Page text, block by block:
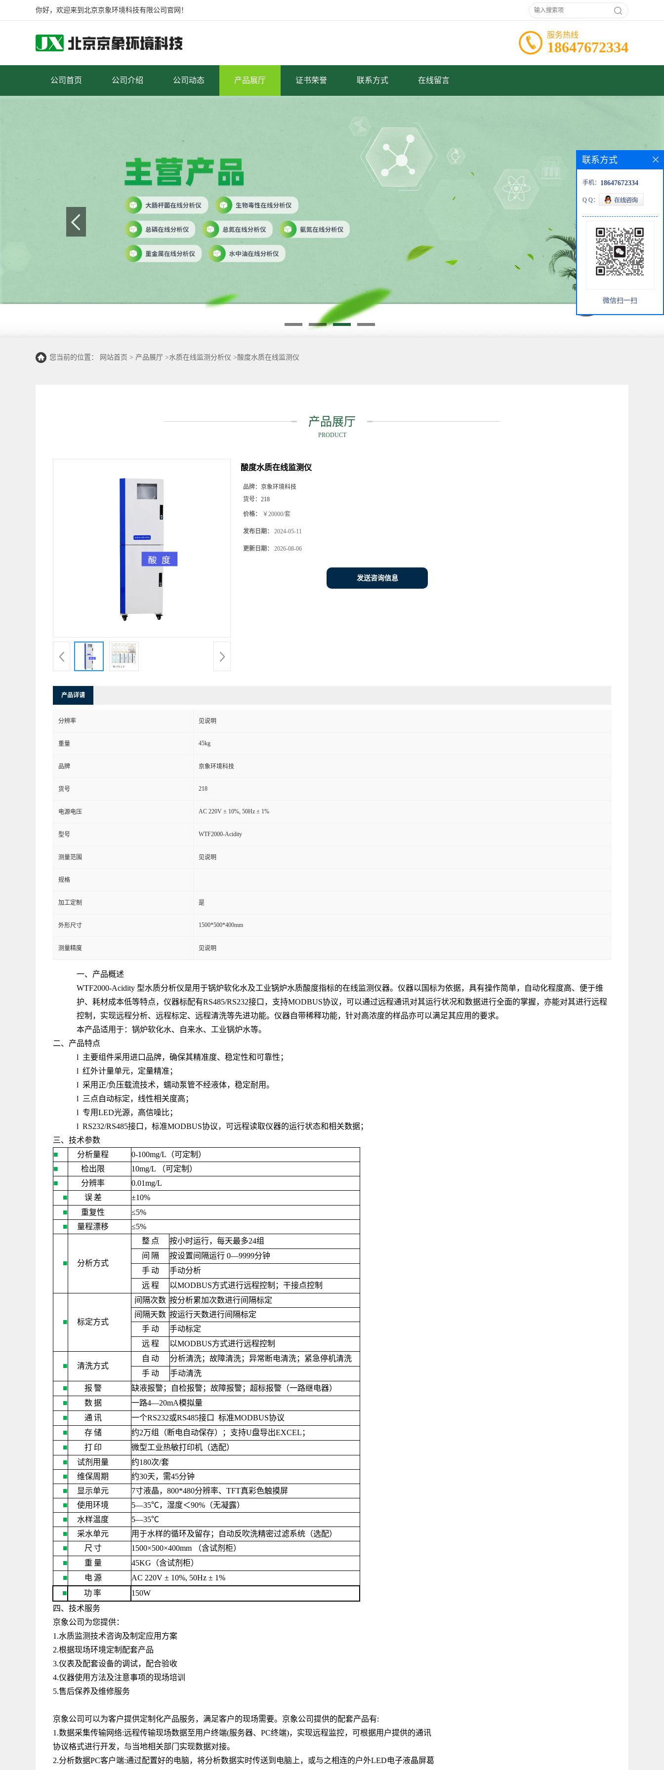
你好，欢迎来到北京京象环境科技有限公司官网！
服务热线
18647672334
公司首页 公司介绍 公司动态 产品展厅 证书荣誉 联系方式 在线留言
您当前的位置： 网站首页 > 产品展厅 >水质在线监测分析仪 >酸度水质在线监测仪
产品展厅
PRODUCT
酸度水质在线监测仪
品牌： 京象环境科技
货号： 218
价格： ￥20000/套
发布日期： 2024-05-11
更新日期： 2026-08-06
发送咨询信息
产品详请
分辨率 见说明
重量 45kg
品牌 京象环境科技
货号 218
电源电压 AC 220V ± 10%, 50Hz ± 1%
型号 WTF2000-Acidity
测量范围 见说明
规格
加工定制 是
外形尺寸 1500*500*400mm
测量精度 见说明
一、产品概述
WTF2000-Acidity 型水质分析仪是用于锅炉软化水及工业锅炉水质酸度指标的在线监测仪器。仪器以国标为依据，具有操作简单，自动化程度高、便于维
护、耗材成本低等特点，仪器标配有RS485/RS232接口，支持MODBUS协议，可以通过远程通讯对其运行状况和数据进行全面的掌握，亦能对其进行远程
控制，实现远程分析、远程标定、远程清洗等先进功能。仪器自带稀释功能，针对高浓度的样品亦可以满足其应用的要求。
本产品适用于：锅炉软化水、自来水、工业锅炉水等。
二、产品特点
l 主要组件采用进口品牌，确保其精准度、稳定性和可靠性；
l 红外计量单元，定量精准；
l 采用正/负压载流技术，蠕动泵管不经液体，稳定耐用。
l 三点自动标定，线性相关度高；
l 专用LED光源，高信噪比；
l RS232/RS485接口，标准MODBUS协议，可远程读取仪器的运行状态和相关数据；
三、技术参数
■
分析量程 0-100mg/L （可定制）
■
检出限 10mg/L
（可定制）
■
分辨率
0.01mg/L
■
误 差 ±10%
■
重复性 ≤5%
■
量程漂移 ≤5%
■ 分析方式
整 点 按小时运行，每天最多24组
间 隔 按设置间隔运行 0—9999分钟
手 动
手动分析
远 程 以MODBUS方式进行远程控制；干接点控制
■ 标定方式
间隔次数 按分析累加次数进行间隔标定
间隔天数 按运行天数进行间隔标定
手 动
手动标定
远 程 以MODBUS方式进行远程控制
■ 清洗方式
自 动
分析清洗；故障清洗；异常断电清洗；紧急停机清洗
手动
手动清洗
■
报 警
缺液报警；自检报警；故障报警；超标报警（一路继电器）
■
数据 一路4—20mA模拟量
■
通 讯 一个RS232或RS485接口 标准MODBUS协议
■
存储 约2万组（断电自动保存）；支持U盘导出EXCEL ；
■
打 印
微型工业热敏打印机（选配）
■
试剂用量 约180次/套
■
维保周期 约30天，需45分钟
■
显示单元 7寸液晶， 800*480分辨率、 TFT真彩色触摸屏
■
使用环境 5—35℃，湿度＜90% （无凝露）
■
水样温度 5—35℃
■
采水单元
用于水样的循环及留存；自动反吹洗精密过滤系统（选配）
■
尺 寸 1500×500×400mm
（含试剂柜）
■
重 量 45KG （含试剂柜）
■
电源
AC 220V ± 10%, 50Hz ± 1%
■
功 率
150W
四、技术服务
京象公司为您提供：
1.水质监测技术咨询及制定应用方案
2.根据现场环境定制配套产品
3.仪表及配套设备的调试，配合验收
4.仪器使用方法及注意事项的现场培训
5.售后保养及维修服务
京象公司可以为客户提供定制化产品服务，满足客户的现场需要。京象公司提供的配套产品有:
1.数据采集传输网络:远程传输现场数据至用户终端(服务器、 PC终端)，实现远程监控，可根据用户提供的通讯
协议格式进行开发，与当地相关部门实现数据对接。
2.分析数据PC客户端:通过配置好的电脑，将分析数据实时传送到电脑上，或与之相连的户外LED电子液晶屏葛
联系方式
手机： 18647672334
Q Q：
微信扫一扫